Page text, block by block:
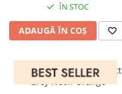
KUBORAUM
LA LOOP
LINDA FARROW
ÎN STOC
ADAUGĂ ÎN COȘ
Orgreen Tronic 76-84 Matt
Grey Neon Orange